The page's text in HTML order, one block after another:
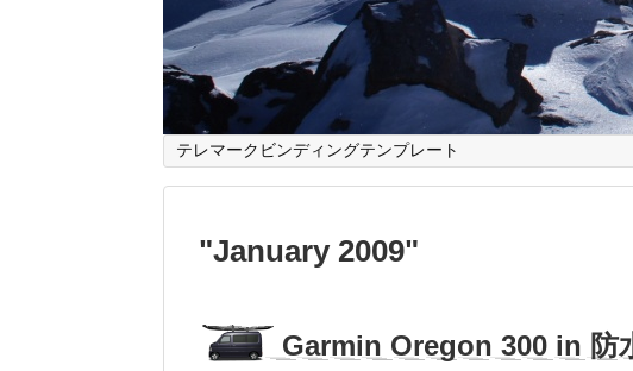
テレマークビンディングテンプレート
"January 2009"
Garmin Oregon 300 in 防